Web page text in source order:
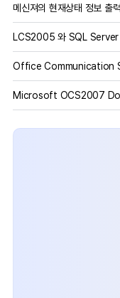
Office Communication
Microsoft OCS2007